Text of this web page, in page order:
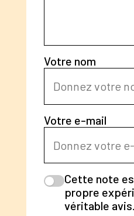
Votre nom
Votre e-mail
Cette note
propre
véritable avis.